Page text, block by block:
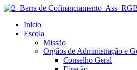
Início
Escola
Missão
Órgãos de Administração e
Conselho Geral